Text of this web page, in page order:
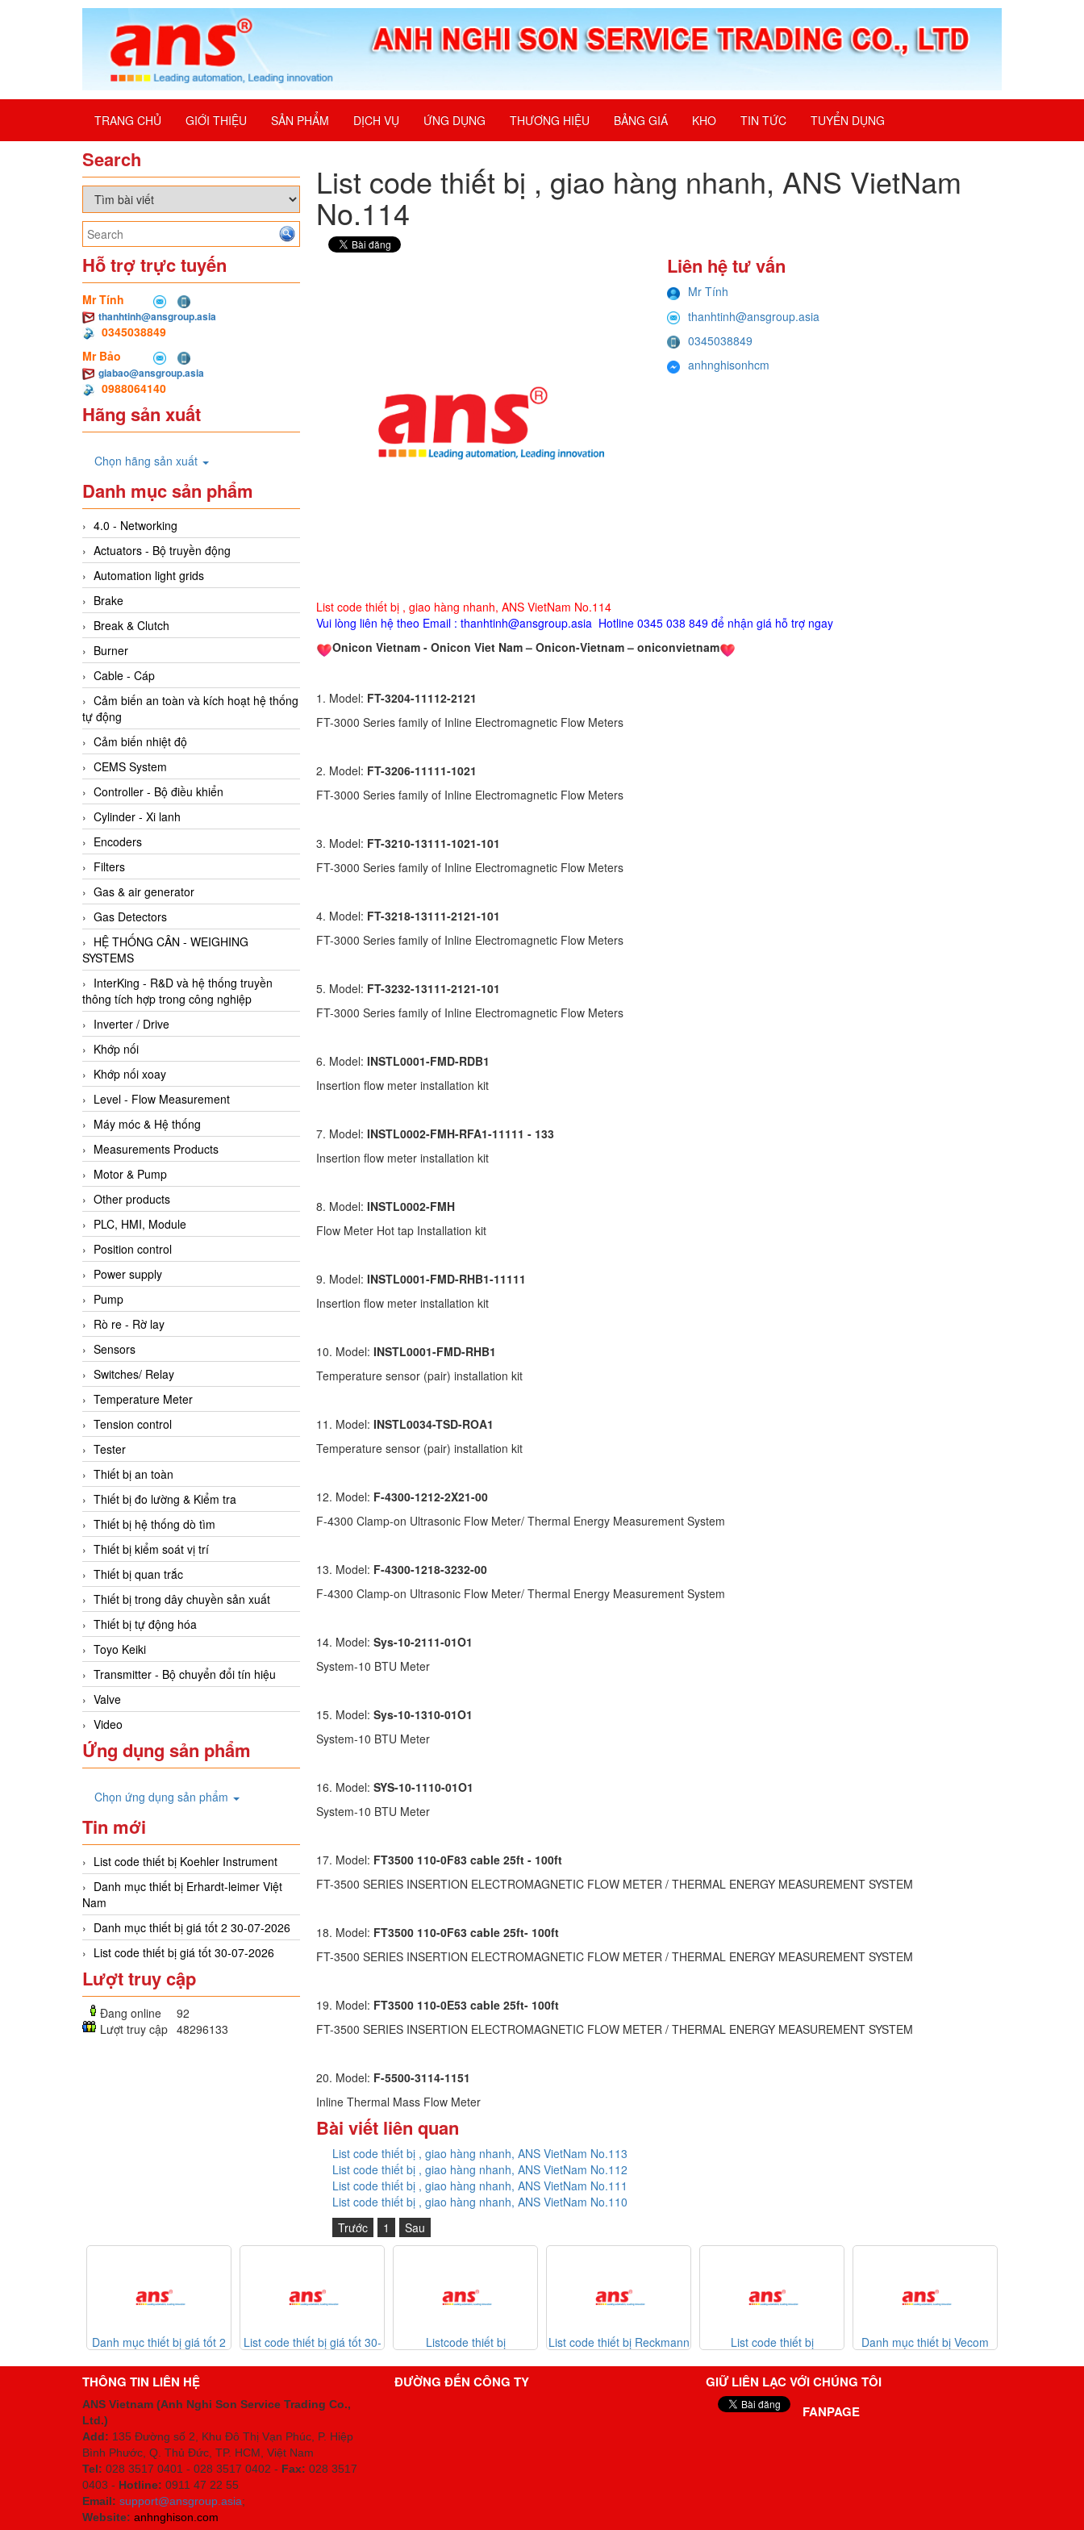
TRANG CHỦ GIỚI THIỆU SẢN PHẨM DỊCH VỤ ỨNG DỤNG THƯƠNG HIỆU BẢNG GIÁ KHO TIN TỨC TUYỂN DỤNG
Search
Hỗ trợ trực tuyến
Mr Tính
thanhtinh@ansgroup.asia
0345038849
Mr Bảo
giabao@ansgroup.asia
0988064140
Hãng sản xuất
Chọn hãng sản xuất
Danh mục sản phẩm
4.0 - Networking
Actuators - Bộ truyền động
Automation light grids
Brake
Break & Clutch
Burner
Cable - Cáp
Cảm biến an toàn và kích hoạt hệ thống
tự động
Cảm biến nhiệt độ
CEMS System
Controller - Bộ điều khiển
Cylinder - Xi lanh
Encoders
Filters
Gas & air generator
Gas Detectors
HỆ THỐNG CÂN - WEIGHING
SYSTEMS
InterKing - R&D và hệ thống truyền
thông tích hợp trong công nghiệp
Inverter / Drive
Khớp nối
Khớp nối xoay
Level - Flow Measurement
Máy móc & Hệ thống
Measurements Products
Motor & Pump
Other products
PLC, HMI, Module
Position control
Power supply
Pump
Rò re - Rờ lay
Sensors
Switches/ Relay
Temperature Meter
Tension control
Tester
Thiết bị an toàn
Thiết bị đo lường & Kiểm tra
Thiết bị hệ thống dò tìm
Thiết bị kiểm soát vị trí
Thiết bị quan trắc
Thiết bị trong dây chuyền sản xuất
Thiết bị tự động hóa
Toyo Keiki
Transmitter - Bộ chuyển đổi tín hiệu
Valve
Video
Ứng dụng sản phẩm
Chọn ứng dụng sản phẩm
Tin mới
List code thiết bị Koehler Instrument
Danh mục thiết bị Erhardt-leimer Việt
Nam
Danh mục thiết bị giá tốt 2 30-07-2026
List code thiết bị giá tốt 30-07-2026
Lượt truy cập
Đang online
92
Lượt truy cập 48296133
List code thiết bị , giao hàng nhanh, ANS VietNam
No.114
Liên hệ tư vấn
Mr Tính
thanhtinh@ansgroup.asia
0345038849
anhnghisonhcm
List code thiết bị , giao hàng nhanh, ANS VietNam No.114
Vui lòng liên hệ theo Email : thanhtinh@ansgroup.asia Hotline 0345 038 849 để nhận giá hỗ trợ ngay
Onicon Vietnam - Onicon Viet Nam – Onicon-Vietnam – oniconvietnam
1. Model: FT-3204-11112-2121
FT-3000 Series family of Inline Electromagnetic Flow Meters
2. Model: FT-3206-11111-1021
FT-3000 Series family of Inline Electromagnetic Flow Meters
3. Model: FT-3210-13111-1021-101
FT-3000 Series family of Inline Electromagnetic Flow Meters
4. Model: FT-3218-13111-2121-101
FT-3000 Series family of Inline Electromagnetic Flow Meters
5. Model: FT-3232-13111-2121-101
FT-3000 Series family of Inline Electromagnetic Flow Meters
6. Model: INSTL0001-FMD-RDB1
Insertion flow meter installation kit
7. Model: INSTL0002-FMH-RFA1-11111 - 133
Insertion flow meter installation kit
8. Model: INSTL0002-FMH
Flow Meter Hot tap Installation kit
9. Model: INSTL0001-FMD-RHB1-11111
Insertion flow meter installation kit
10. Model: INSTL0001-FMD-RHB1
Temperature sensor (pair) installation kit
11. Model: INSTL0034-TSD-ROA1
Temperature sensor (pair) installation kit
12. Model: F-4300-1212-2X21-00
F-4300 Clamp-on Ultrasonic Flow Meter/ Thermal Energy Measurement System
13. Model: F-4300-1218-3232-00
F-4300 Clamp-on Ultrasonic Flow Meter/ Thermal Energy Measurement System
14. Model: Sys-10-2111-01O1
System-10 BTU Meter
15. Model: Sys-10-1310-01O1
System-10 BTU Meter
16. Model: SYS-10-1110-01O1
System-10 BTU Meter
17. Model: FT3500 110-0F83 cable 25ft - 100ft
FT-3500 SERIES INSERTION ELECTROMAGNETIC FLOW METER / THERMAL ENERGY MEASUREMENT SYSTEM
18. Model: FT3500 110-0F63 cable 25ft- 100ft
FT-3500 SERIES INSERTION ELECTROMAGNETIC FLOW METER / THERMAL ENERGY MEASUREMENT SYSTEM
19. Model: FT3500 110-0E53 cable 25ft- 100ft
FT-3500 SERIES INSERTION ELECTROMAGNETIC FLOW METER / THERMAL ENERGY MEASUREMENT SYSTEM
20. Model: F-5500-3114-1151
Inline Thermal Mass Flow Meter
Bài viết liên quan
List code thiết bị , giao hàng nhanh, ANS VietNam No.113
List code thiết bị , giao hàng nhanh, ANS VietNam No.112
List code thiết bị , giao hàng nhanh, ANS VietNam No.111
List code thiết bị , giao hàng nhanh, ANS VietNam No.110
Trước
1 Sau
List code thiết bị giá tốt 30-
Listcode thiết bị
List code thiết bị Reckmann
List code thiết bị
Danh mục thiết bị Vecom
Danh mục thiết bị Watlow
THÔNG TIN LIÊN HỆ
ANS Vietnam (Anh Nghi Son Service Trading Co.,
Ltd.)
Add: 135 Đường số 2, Khu Đô Thị Vạn Phúc, P. Hiệp
Bình Phước, Q. Thủ Đức, TP. HCM , Việt Nam
Tel: 028 3517 0401 - 028 3517 0402 - Fax: 028 3517
0403 - Hotline: 0911 47 22 55
Email: support@ansgroup.asia;
Website: anhnghison.com
ĐƯỜNG ĐẾN CÔNG TY
GIỮ LIÊN LẠC VỚI CHÚNG TÔI
FANPAGE